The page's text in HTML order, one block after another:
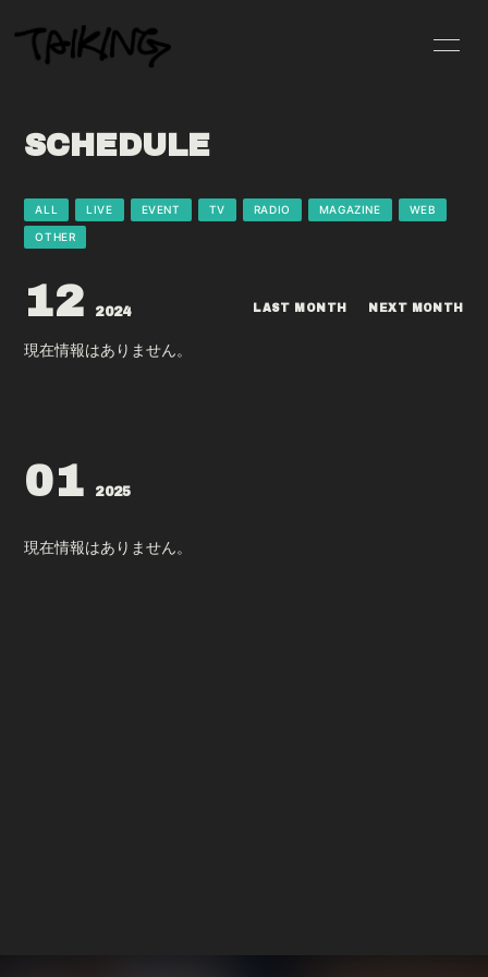
PROFILE
DISCOGRAPHY VIDEO
BLOG LIVE STREAMING
GOODS
会員登録
SCHEDULE
ALL LIVE EVENT TV RADIO MAGAZINE WEB
OTHER
12 2024 LAST MONTH NEXT MONTH
現在情報はありません。
01 2025
現在情報はありません。